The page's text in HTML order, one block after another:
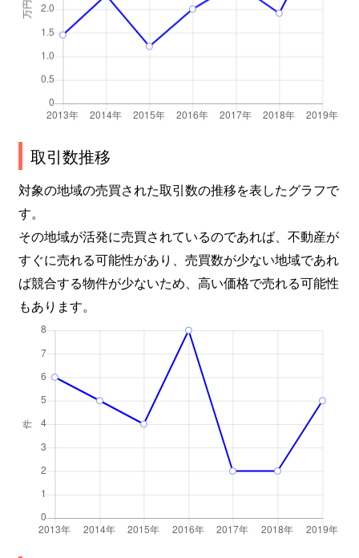
取引数推移
対象の地域の売買された取引数の推移を表したグラフで
す。
その地域が活発に売買されているのであれば、不動産が
すぐに売れる可能性があり、売買数が少ない地域であれ
ば競合する物件が少ないため、高い価格で売れる可能性
もあります。